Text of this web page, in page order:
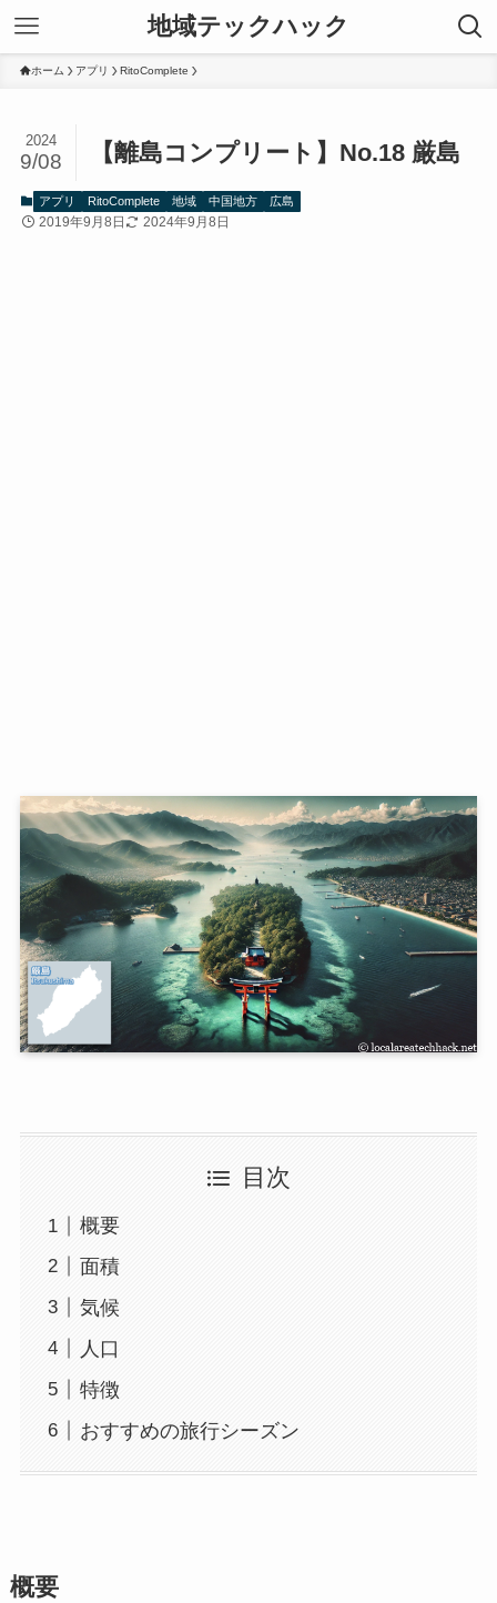
地域テックハック
ホーム アプリ RitoComplete
【離島コンプリート】No.18 厳島
2024
9/08
アプリ RitoComplete 地域 中国地方 広島
2019年9月8日 2024年9月8日
目次
概要
面積
気候
人口
特徴
おすすめの旅行シーズン
概要